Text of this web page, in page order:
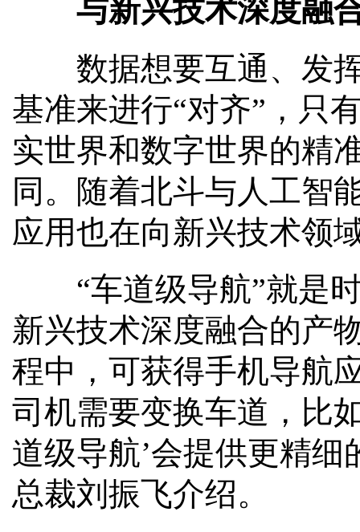
与新兴技术深度融
数据想要互通、发挥
基准来进行“对齐”，只
实世界和数字世界的精
同。随着北斗与人工智
应用也在向新兴技术领
“车道级导航”就是时
新兴技术深度融合的产
程中，可获得手机导航
司机需要变换车道，比
道级导航’会提供更精
总裁刘振飞介绍。